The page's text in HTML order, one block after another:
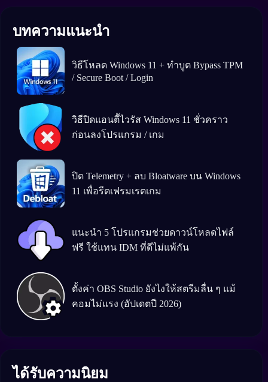
บทความแนะนำ
วิธีโหลด Windows 11 + ทำบูต Bypass TPM
/ Secure Boot / Login
วิธีปิดแอนตีัไวรัส Windows 11 ชั่วคราว
ก่อนลงโปรแกรม / เกม
ปิด Telemetry + ลบ Bloatware บน Windows
11 เพื่อรีดเฟรมเรตเกม
แนะนำ 5 โปรแกรมช่วยดาวน์โหลดไฟล์
ฟรี ใช้แทน IDM ที่ดีไม่แพ้กัน
ตั้งค่า OBS Studio ยังไงให้สตรีมลื่น ๆ แม้
คอมไม่แรง (อัปเดตปี 2026)
ได้รับความนิยม